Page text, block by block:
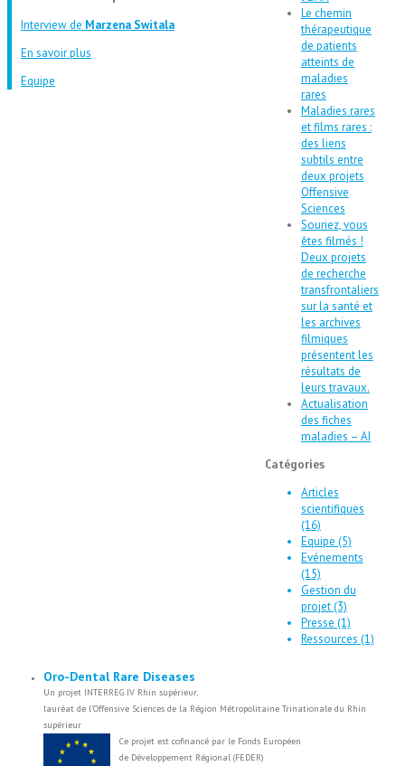
Interview de Marzena Switala
En savoir plus
Equipe
Le chemin
thérapeutique
de patients
atteints de
maladies
rares
Maladies rares
et films rares :
des liens
subtils entre
deux projets
Offensive
Sciences
Souriez, vous
êtes filmés !
Deux projets
de recherche
transfrontaliers
sur la santé et
les archives
filmiques
présentent les
résultats de
leurs travaux.
Actualisation
des fiches
maladies – AI
Catégories
Articles
scientifiques
(16)
Equipe (5)
Evénements
(15)
Gestion du
projet (3)
Presse (1)
Ressources (1)
Oro-Dental Rare Diseases
Un projet INTERREG IV Rhin supérieur,
lauréat de l’Offensive Sciences de la Région Métropolitaine Trinationale du Rhin
supérieur
Ce projet est cofinancé par le Fonds Européen
de Développement Régional (FEDER)